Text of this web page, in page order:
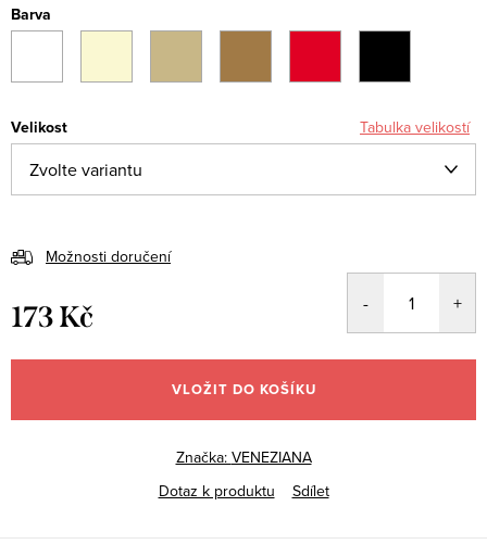
Barva
Velikost Tabulka velikostí
Možnosti doručení
173 Kč
cena:
VLOŽIT DO KOŠÍKU
Značka: VENEZIANA
Dotaz k produktu
Sdílet